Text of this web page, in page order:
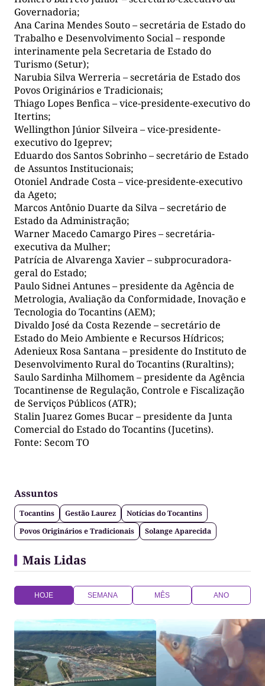
Governadoria;
Ana Carina Mendes Souto – secretária de Estado do
Trabalho e Desenvolvimento Social – responde
interinamente pela Secretaria de Estado do
Turismo (Setur);
Narubia Silva Werreria – secretária de Estado dos
Povos Originários e Tradicionais;
Thiago Lopes Benfica – vice-presidente-executivo do
Itertins;
Wellingthon Júnior Silveira – vice-presidente-
executivo do Igeprev;
Eduardo dos Santos Sobrinho – secretário de Estado
de Assuntos Institucionais;
Otoniel Andrade Costa – vice-presidente-executivo
da Ageto;
Marcos Antônio Duarte da Silva – secretário de
Estado da Administração;
Warner Macedo Camargo Pires – secretária-
executiva da Mulher;
Patrícia de Alvarenga Xavier – subprocuradora-
geral do Estado;
Paulo Sidnei Antunes – presidente da Agência de
Metrologia, Avaliação da Conformidade, Inovação e
Tecnologia do Tocantins (AEM);
Divaldo José da Costa Rezende – secretário de
Estado do Meio Ambiente e Recursos Hídricos;
Adenieux Rosa Santana – presidente do Instituto de
Desenvolvimento Rural do Tocantins (Ruraltins);
Saulo Sardinha Milhomem – presidente da Agência
Tocantinense de Regulação, Controle e Fiscalização
de Serviços Públicos (ATR);
Stalin Juarez Gomes Bucar – presidente da Junta
Comercial do Estado do Tocantins (Jucetins).
Fonte: Secom TO
Assuntos
Tocantins Gestão Laurez
Notícias do Tocantins
Povos Originários e Tradicionais
Solange Aparecida
Mais Lidas
HOJE SEMANA MÊS ANO